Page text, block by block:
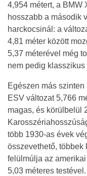
4,954 métert, a BMW
hosszabb a második
harckocsinál: a
4,81 méter között
5,37 méterével még
nem pedig klasszikus
Egészen más
ESV változat 5,766
magas, és körülbelül
több 1930-as évek
összevethető, többek
felülmúlja az
5,03 méteres testével.